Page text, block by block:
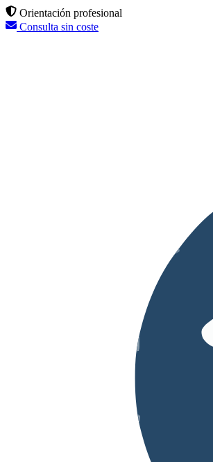
Orientación profesional
Consulta sin coste